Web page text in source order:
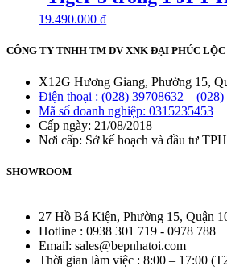
19.490.000 ₫
CÔNG TY TNHH TM DV XNK ĐẠI PHÚC
X12G Hương Giang, Phường 15,
Điện thoại : (028) 39708632 – (028)
Mã số doanh nghiệp: 0315235453
Cấp ngày: 21/08/2018
Nơi cấp: Sở kế hoạch và đầu tư
SHOWROOM
27 Hồ Bá Kiện, Phường 15, Quận
Hotline : 0938 301 719 - 0978 788
Email: sales@bepnhatoi.com
Thời gian làm việc : 8:00 – 17:00